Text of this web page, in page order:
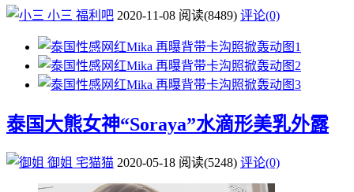
小三 福利吧 2020-11-08 阅读(8489) 评论(0)
泰国大熊女神“Soraya”水滴形美乳外露
御姐 宅猫猫 2020-05-18 阅读(5248) 评论(0)